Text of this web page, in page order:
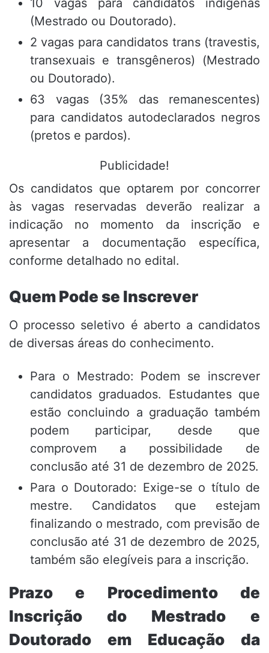
10 vagas para candidatos indígenas
(Mestrado ou Doutorado).
2 vagas para candidatos trans (travestis,
transexuais e transgêneros) (Mestrado
ou Doutorado).
63 vagas (35% das remanescentes)
para candidatos autodeclarados negros
(pretos e pardos).
Publicidade!
Os candidatos que optarem por concorrer
às vagas reservadas deverão realizar a
indicação no momento da inscrição e
apresentar a documentação específica,
conforme detalhado no edital.
Quem Pode se Inscrever
O processo seletivo é aberto a candidatos
de diversas áreas do conhecimento.
Para o Mestrado: Podem se inscrever
candidatos graduados. Estudantes que
estão concluindo a graduação também
podem participar, desde que
comprovem a possibilidade de
conclusão até 31 de dezembro de 2025.
Para o Doutorado: Exige-se o título de
mestre. Candidatos que estejam
finalizando o mestrado, com previsão de
conclusão até 31 de dezembro de 2025,
também são elegíveis para a inscrição.
Prazo e Procedimento de
Inscrição do Mestrado e
Doutorado em Educação da